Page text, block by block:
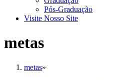
Pós-Graduação
Visite Nosso Site
metas
metas»